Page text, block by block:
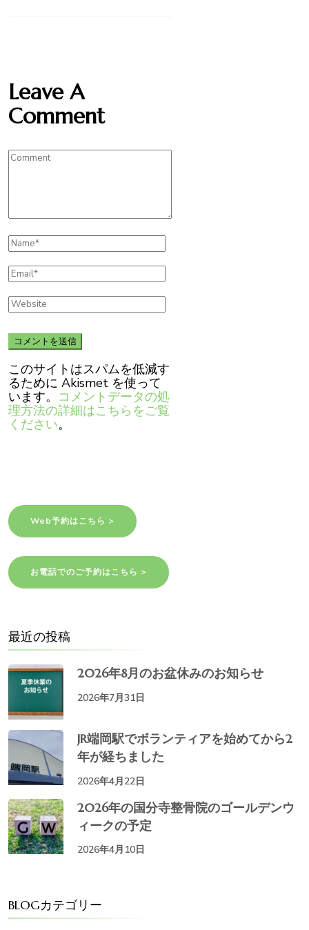
Leave A
Comment
このサイトはスパムを低減す
るために Akismet を使って
います。 コメントデータの処
理方法の詳細はこちらをご覧
ください。
Web予約はこちら >
お電話でのご予約はこちら >
最近の投稿
2026年8月のお盆休みのお知らせ
2026年7月31日
JR端岡駅でボランティアを始めてから2
年が経ちました
2026年4月22日
2026年の国分寺整骨院のゴールデンウ
ィークの予定
2026年4月10日
BLOGカテゴリー